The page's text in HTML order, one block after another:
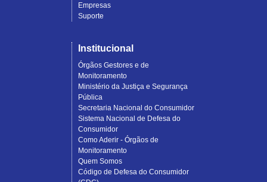
Empresas
Suporte
Institucional
Órgãos Gestores e de
Monitoramento
Ministério da Justiça e Segurança
Pública
Secretaria Nacional do Consumidor
Sistema Nacional de Defesa do
Consumidor
Como Aderir - Órgãos de
Monitoramento
Quem Somos
Código de Defesa do Consumidor